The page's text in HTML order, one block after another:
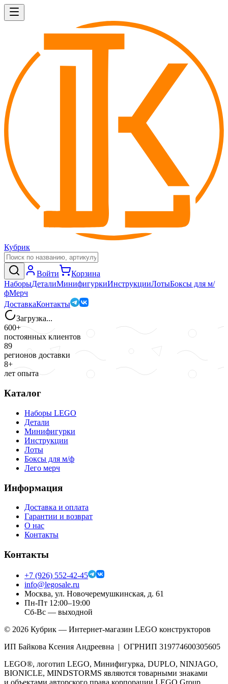
Кубрик
Войти
Корзина
НаборыДеталиМинифигуркиИнструкцииЛотыБоксы для м/
фМерч
ДоставкаКонтакты
Загрузка...
600+
постоянных клиентов
89
регионов доставки
8+
лет опыта
Каталог
Наборы LEGO
Детали
Минифигурки
Инструкции
Лоты
Боксы для м/ф
Лего мерч
Информация
Доставка и оплата
Гарантии и возврат
О нас
Контакты
Контакты
+7 (926) 552-42-45
info@legosale.ru
Москва, ул. Новочеремушкинская, д. 61
Пн-Пт 12:00–19:00
Сб-Вс — выходной
© 2026 Кубрик — Интернет-магазин LEGO конструкторов
ИП Байкова Ксения Андреевна | ОГРНИП 319774600305605
LEGO®, логотип LEGO, Минифигурка, DUPLO, NINJAGO,
BIONICLE, MINDSTORMS являются товарными знаками
и объектами авторского права корпорации LEGO Group.